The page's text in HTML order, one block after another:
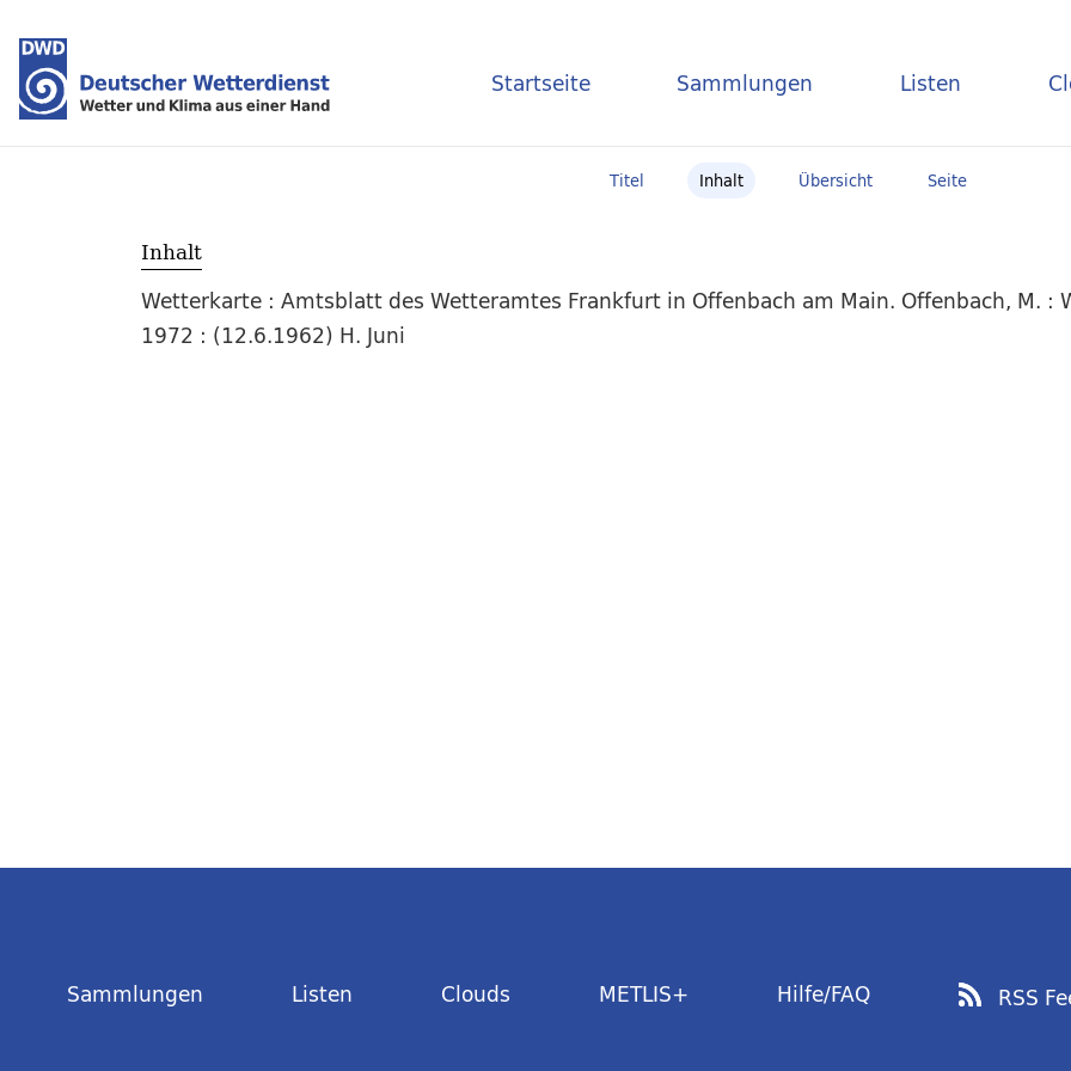
Startseite Sammlungen Listen
Titel Inhalt Übersicht Seite
Inhalt
Wetterkarte : Amtsblatt des Wetteramtes Frankfurt in Offenbach am Main. Offenbach, M.
1972 : (12.6.1962) H. Juni
Sammlungen Listen Clouds METLIS+ Hilfe/FAQ RSS